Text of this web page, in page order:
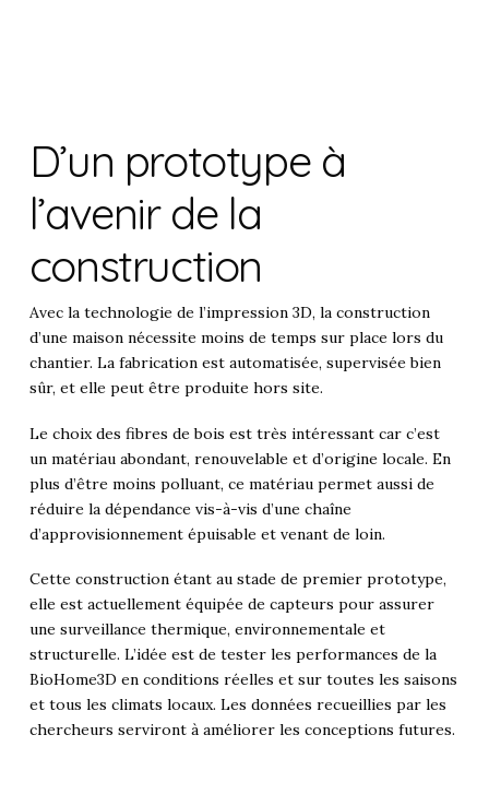
D’un prototype à
l’avenir de la
construction
Avec la technologie de l’impression 3D, la construction
d’une maison nécessite moins de temps sur place lors du
chantier. La fabrication est automatisée, supervisée bien
sûr, et elle peut être produite hors site.
Le choix des fibres de bois est très intéressant car c’est
un matériau abondant, renouvelable et d’origine locale. En
plus d’être moins polluant, ce matériau permet aussi de
réduire la dépendance vis-à-vis d’une chaîne
d’approvisionnement épuisable et venant de loin.
Cette construction étant au stade de premier prototype,
elle est actuellement équipée de capteurs pour assurer
une surveillance thermique, environnementale et
structurelle. L’idée est de tester les performances de la
BioHome3D en conditions réelles et sur toutes les saisons
et tous les climats locaux. Les données recueillies par les
chercheurs serviront à améliorer les conceptions futures.